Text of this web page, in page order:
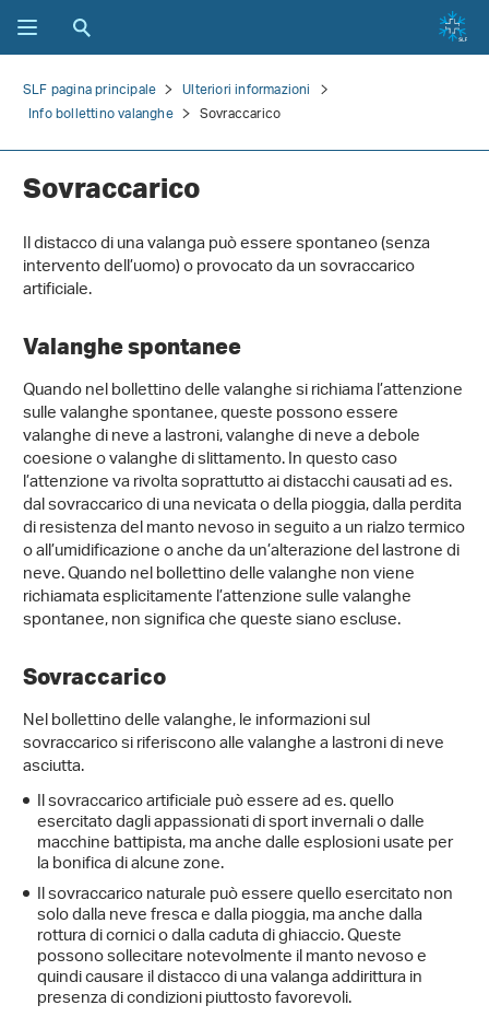
SLF pagina principale
Ulteriori informazioni
Info bollettino valanghe
Sovraccarico
Sovraccarico
Il distacco di una valanga può essere spontaneo (senza
intervento dell’uomo) o provocato da un sovraccarico
artificiale.
Valanghe spontanee
Quando nel bollettino delle valanghe si richiama l’attenzione
sulle valanghe spontanee, queste possono essere
valanghe di neve a lastroni, valanghe di neve a debole
coesione o valanghe di slittamento. In questo caso
l’attenzione va rivolta soprattutto ai distacchi causati ad es.
dal sovraccarico di una nevicata o della pioggia, dalla perdita
di resistenza del manto nevoso in seguito a un rialzo termico
o all’umidificazione o anche da un’alterazione del lastrone di
neve. Quando nel bollettino delle valanghe non viene
richiamata esplicitamente l’attenzione sulle valanghe
spontanee, non significa che queste siano escluse.
Sovraccarico
Nel bollettino delle valanghe, le informazioni sul
sovraccarico si riferiscono alle valanghe a lastroni di neve
asciutta.
Il sovraccarico artificiale può essere ad es. quello
esercitato dagli appassionati di sport invernali o dalle
macchine battipista, ma anche dalle esplosioni usate per
la bonifica di alcune zone.
Il sovraccarico naturale può essere quello esercitato non
solo dalla neve fresca e dalla pioggia, ma anche dalla
rottura di cornici o dalla caduta di ghiaccio. Queste
possono sollecitare notevolmente il manto nevoso e
quindi causare il distacco di una valanga addirittura in
presenza di condizioni piuttosto favorevoli.